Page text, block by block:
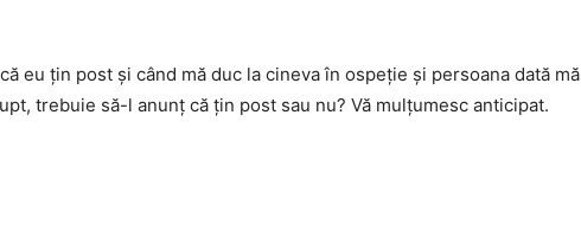
eu ţin post şi când mă duc la cineva în ospeţie şi persoana dată mă
trebuie să-l anunţ că ţin post sau nu? Vă mulţumesc anticipat.